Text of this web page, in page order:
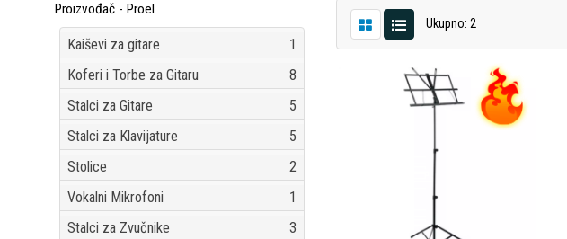
Proizvođač - Proel
Kaiševi za gitare
1
Koferi i Torbe za Gitaru
8
Stalci za Gitare
5
Stalci za Klavijature
5
Stolice
2
Vokalni Mikrofoni
1
Stalci za Zvučnike
3
Ukupno: 2